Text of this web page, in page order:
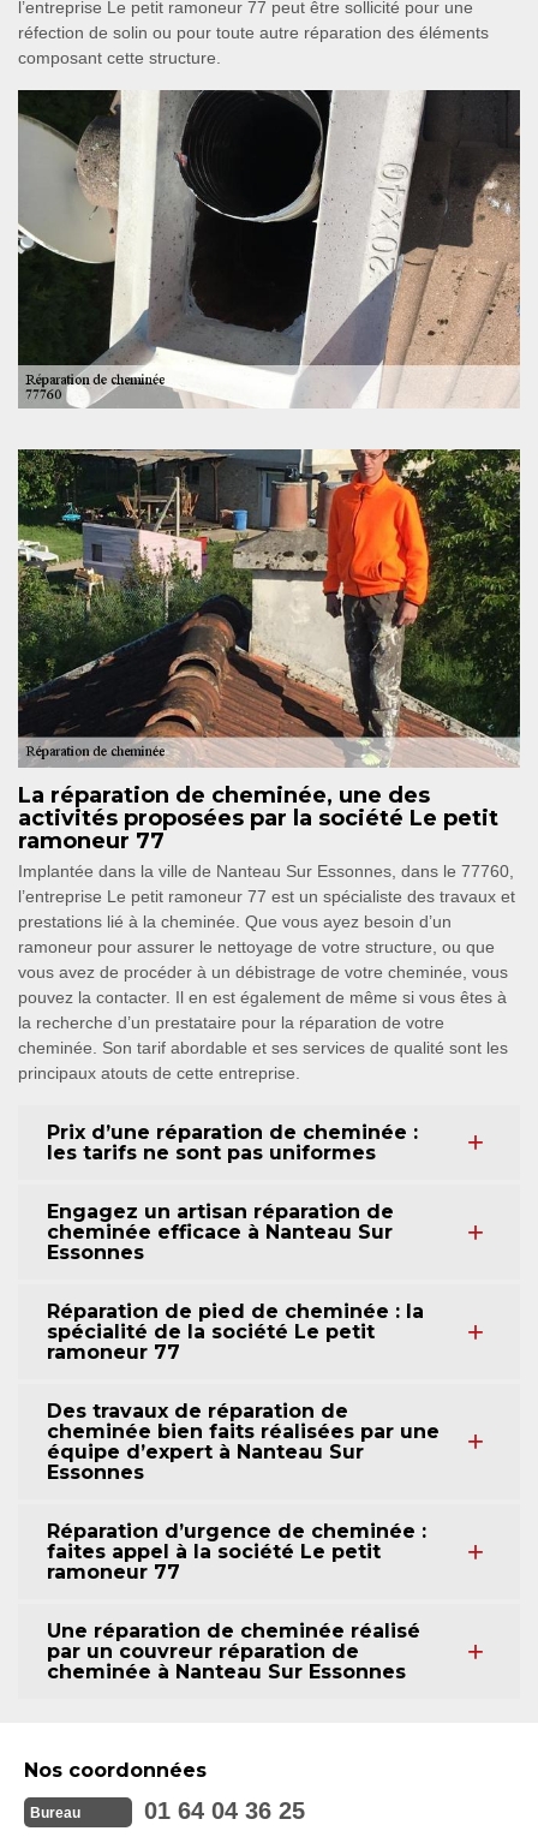
l’entreprise Le petit ramoneur 77 peut être sollicité pour une
réfection de solin ou pour toute autre réparation des éléments
composant cette structure.
La réparation de cheminée, une des
activités proposées par la société Le petit
ramoneur 77
Implantée dans la ville de Nanteau Sur Essonnes, dans le 77760,
l’entreprise Le petit ramoneur 77 est un spécialiste des travaux et
prestations lié à la cheminée. Que vous ayez besoin d’un
ramoneur pour assurer le nettoyage de votre structure, ou que
vous avez de procéder à un débistrage de votre cheminée, vous
pouvez la contacter. Il en est également de même si vous êtes à
la recherche d’un prestataire pour la réparation de votre
cheminée. Son tarif abordable et ses services de qualité sont les
principaux atouts de cette entreprise.
Prix d’une réparation de cheminée :
les tarifs ne sont pas uniformes
Engagez un artisan réparation de
cheminée efficace à Nanteau Sur
Essonnes
Réparation de pied de cheminée : la
spécialité de la société Le petit
ramoneur 77
Des travaux de réparation de
cheminée bien faits réalisées par une
équipe d’expert à Nanteau Sur
Essonnes
Réparation d’urgence de cheminée :
faites appel à la société Le petit
ramoneur 77
Une réparation de cheminée réalisé
par un couvreur réparation de
cheminée à Nanteau Sur Essonnes
Nos coordonnées
Bureau 01 64 04 36 25